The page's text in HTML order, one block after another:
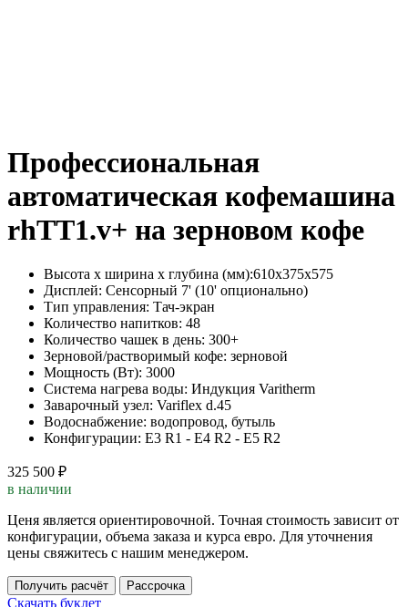
Профессиональная
автоматическая кофемашина
rhTT1.v+ на зерновом кофе
Высота х ширина х глубина (мм):610х375х575
Дисплей: Сенсорный 7' (10' опционально)
Тип управления: Тач-экран
Количество напитков: 48
Количество чашек в день: 300+
Зерновой/растворимый кофе: зерновой
Мощность (Вт): 3000
Система нагрева воды: Индукция Varitherm
Заварочный узел: Variflex d.45
Водоснабжение: водопровод, бутыль
Конфигурации: E3 R1 - E4 R2 - E5 R2
325 500 ₽
в наличии
Ценя является ориентировочной. Точная стоимость зависит от
конфигурации, объема заказа и курса евро. Для уточнения
цены свяжитесь с нашим менеджером.
Получить расчёт Рассрочка
Скачать буклет